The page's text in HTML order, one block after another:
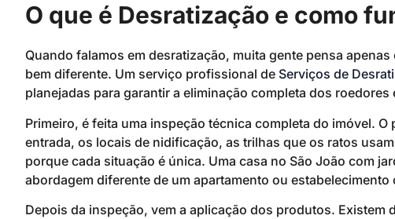
O que é Desratização e como
Quando falamos em desratização, muita gente pensa
bem diferente. Um serviço profissional de Serviços de
planejadas para garantir a eliminação completa dos
Primeiro, é feita uma inspeção técnica completa do imóvel.
entrada, os locais de nidificação, as trilhas que os ratos
porque cada situação é única. Uma casa no São João com
abordagem diferente de um apartamento ou estabelecimento
Depois da inspeção, vem a aplicação dos produtos. Existem